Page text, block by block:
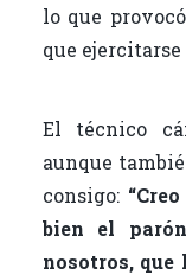
lo que
que
El técnico
aunque
consigo:
bien el
nosotros,